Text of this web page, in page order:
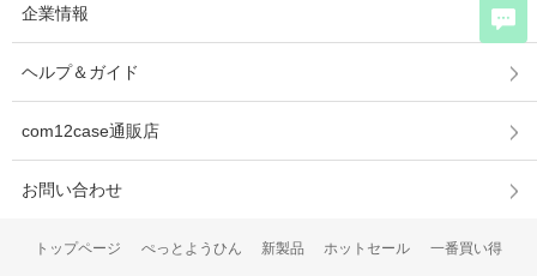
企業情報
ヘルプ＆ガイド
com12case通販店
お問い合わせ
トップページ ぺっとようひん 新製品 ホットセール 一番買い得